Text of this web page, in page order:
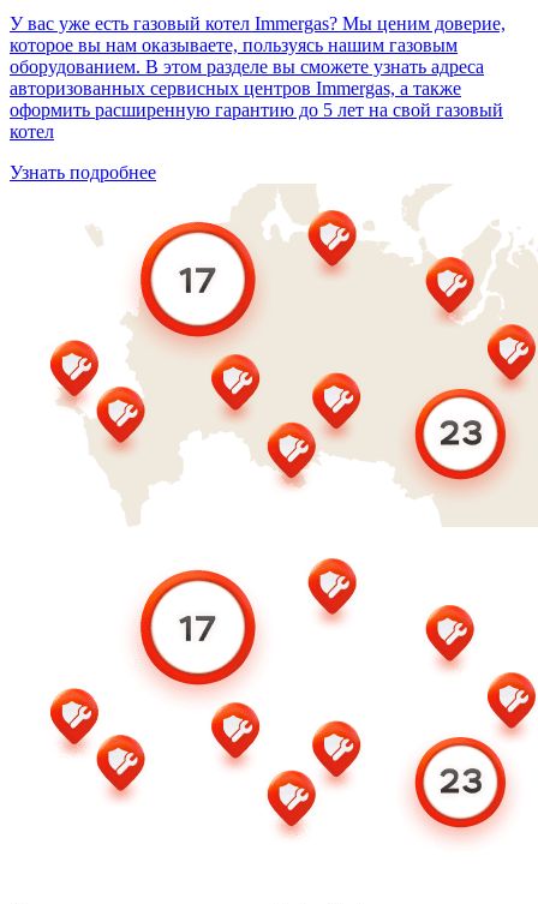
У вас уже есть газовый котел Immergas? Мы ценим доверие,
которое вы нам оказываете, пользуясь нашим газовым
оборудованием. В этом разделе вы сможете узнать адреса
авторизованных сервисных центров Immergas, а также
оформить расширенную гарантию до 5 лет на свой газовый
котел
Узнать подробнее